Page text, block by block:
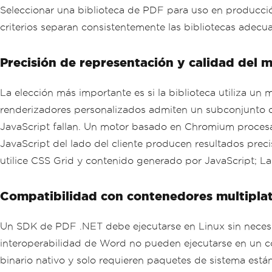
Seleccionar una biblioteca de PDF para uso en
criterios separan consistentemente las bibliotecas
Precisión de representación y calidad del
La elección más importante es si la biblioteca utiliza un
renderizadores personalizados admiten un
JavaScript fallan. Un motor basado en Chromium
JavaScript del lado del cliente producen resultados
utilice CSS Grid y contenido generado por JavaScript;
Compatibilidad con contenedores
Un SDK de PDF .NET debe ejecutarse en Linux sin
interoperabilidad de Word no pueden ejecutarse en un
binario nativo y solo requieren paquetes de sistema